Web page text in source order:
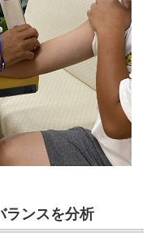
ランスを分析